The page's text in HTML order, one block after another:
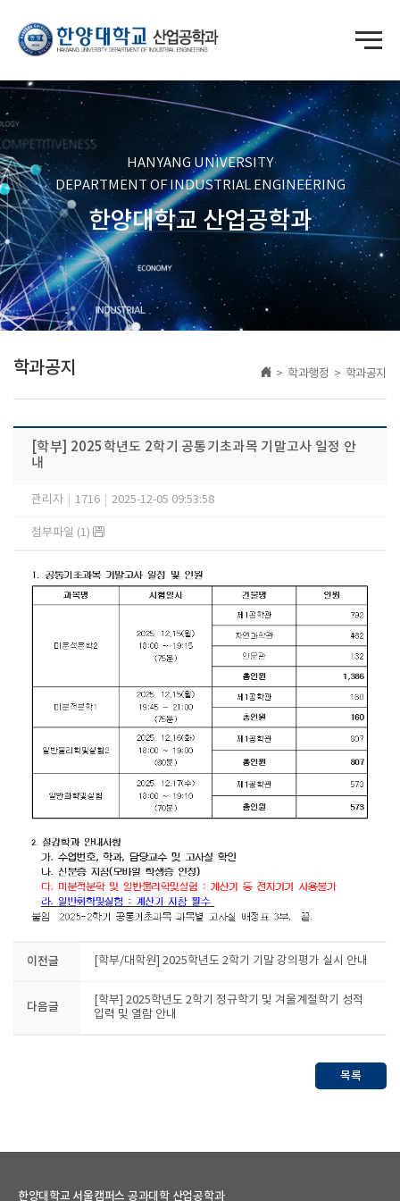
HANYANG UNIVERSITY
DEPARTMENT OF INDUSTRIAL ENGINEERING
한양대학교 산업공학과
학과공지 > 학과행정 > 학과공지
[학부] 2025학년도 2학기 공통기초과목 기말고사 일정 안
내
관리자 1716 2025-12-05 09:53:58
첨부파일 (1)
이전글 [학부/대학원] 2025학년도 2학기 기말 강의평가 실시 안내
다음글
[학부] 2025학년도 2학기 정규학기 및 겨울계절학기 성적
입력 및 열람 안내
목록
한양대학교 서울캠퍼스 공과대학 산업공학과